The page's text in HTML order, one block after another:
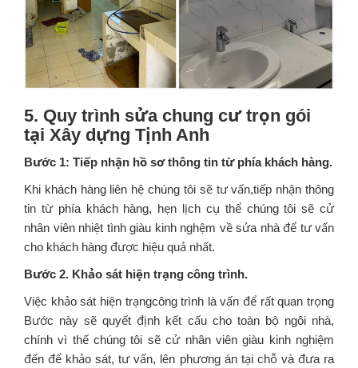
5. Quy trình sửa chung cư trọn gói
tại Xây dựng Tịnh Anh
Bước 1: Tiếp nhận hồ sơ thông tin từ phía khách hàng.
Khi khách hàng liên hệ chúng tôi sẽ tư vấn,tiếp nhận thông
tin từ phía khách hàng, hẹn lịch cụ thể chúng tôi sẽ cử
nhân viên nhiệt tình giàu kinh nghệm về sửa nhà để tư vấn
cho khách hàng được hiệu quả nhất.
Bước 2. Khảo sát hiện trạng công trình.
Việc khảo sát hiện trạngcông trình là vấn để rất quan trọng
Bước này sẽ quyết định kết cấu cho toàn bộ ngôi nhà,
chính vì thế chúng tôi sẽ cử nhân viên giàu kinh nghiệm
đến để khảo sát, tư vấn, lên phương án tại chỗ và đưa ra